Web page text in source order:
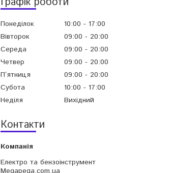
Понеділок 10:00
17:00
Вівторок
09:00
20:00
Середа
09:00
20:00
Четвер
09:00
20:00
Пʼятниця
09:00
20:00
Субота
10:00
17:00
Неділя
Вихідний
Контакти
Електро та бензоінструмент